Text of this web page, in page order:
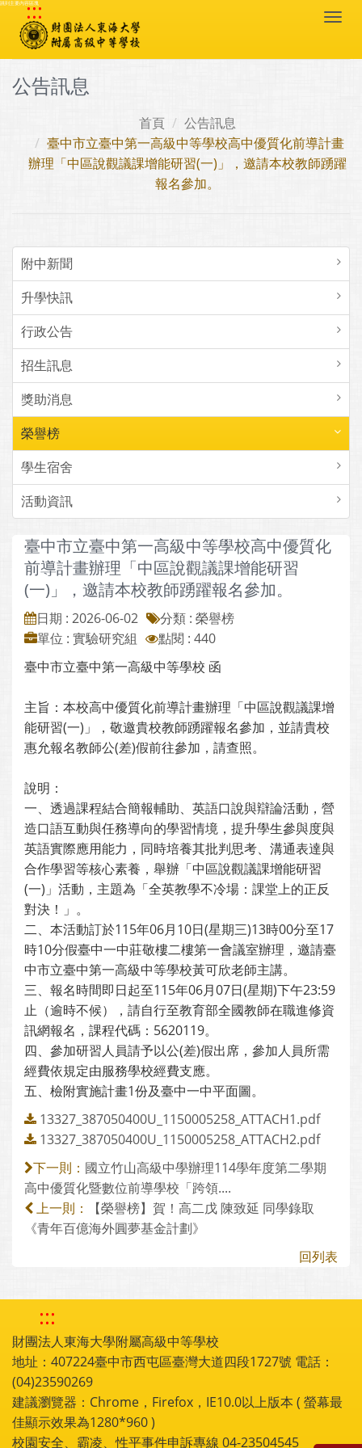
跳到主要內容區塊
:::
公告訊息
首頁
公告訊息
臺中市立臺中第一高級中等學校高中優質化前導計畫
辦理「中區說觀議課增能研習(一)」，邀請本校教師踴躍
報名參加。
附中新聞
升學快訊
行政公告
招生訊息
獎助消息
榮譽榜
學生宿舍
活動資訊
臺中市立臺中第一高級中等學校高中優質化
前導計畫辦理「中區說觀議課增能研習
(一)」，邀請本校教師踴躍報名參加。
日期 : 2026-06-02
分類 : 榮譽榜
單位 : 實驗研究組
點閱 : 440
臺中市立臺中第一高級中等學校 函
主旨：本校高中優質化前導計畫辦理「中區說觀議課增
能研習(一)」，敬邀貴校教師踴躍報名參加，並請貴校
惠允報名教師公(差)假前往參加，請查照。
說明：
一、透過課程結合簡報輔助、英語口說與辯論活動，營
造口語互動與任務導向的學習情境，提升學生參與度與
英語實際應用能力，同時培養其批判思考、溝通表達與
合作學習等核心素養，舉辦「中區說觀議課增能研習
(一)」活動，主題為「全英教學不冷場：課堂上的正反
對決！」。
二、本活動訂於115年06月10日(星期三)13時00分至17
時10分假臺中一中莊敬樓二樓第一會議室辦理，邀請臺
中市立臺中第一高級中等學校黃可欣老師主講。
三、報名時間即日起至115年06月07日(星期)下午23:59
止（逾時不候），請自行至教育部全國教師在職進修資
訊網報名，課程代碼：5620119。
四、參加研習人員請予以公(差)假出席，參加人員所需
經費依規定由服務學校經費支應。
五、檢附實施計畫1份及臺中一中平面圖。
13327_387050400U_1150005258_ATTACH1.pdf
13327_387050400U_1150005258_ATTACH2.pdf
下一則： 國立竹山高級中學辦理114學年度第二學期
高中優質化暨數位前導學校「跨領....
上一則：
【榮譽榜】賀！高二戊 陳致延 同學錄取
《青年百億海外圓夢基金計劃》
回列表
:::
財團法人東海大學附屬高級中等學校
地址：407224臺中市西屯區臺灣大道四段1727號 電話：
(04)23590269
建議瀏覽器：Chrome，Firefox，IE10.0以上版本 ( 螢幕最
佳顯示效果為1280*960 )
校園安全、霸凌、性平事件申訴專線 04-23504545